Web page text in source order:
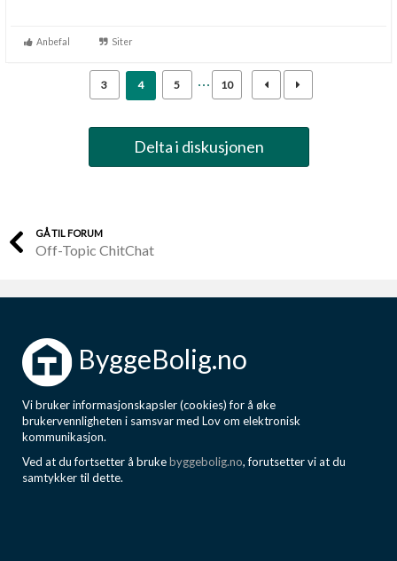
Anbefal Siter
3 4 5 10
Delta i diskusjonen
GÅ TIL FORUM
Off-Topic ChitChat
ByggeBolig.no
Vi bruker informasjonskapsler (cookies) for å øke
brukervennligheten i samsvar med Lov om elektronisk
kommunikasjon.
Ved at du fortsetter å brukebyggebolig.no, forutsetter vi at du
samtykker til dette.